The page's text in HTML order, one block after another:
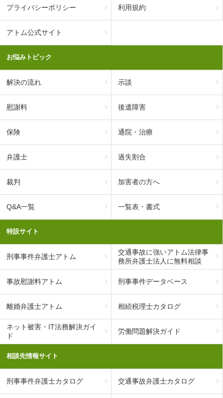
プライバシーポリシー 利用規約
アトム公式サイト
お悩みトピック
解決の流れ 示談
慰謝料 後遺障害
保険 通院・治療
弁護士 過失割合
裁判 加害者の方へ
Q&A一覧 一覧表・書式
特設サイト
刑事事件弁護士アトム
交通事故に強いアトム法律事
務所弁護士法人に無料相談
事故慰謝料アトム 刑事事件データベース
離婚弁護士アトム 相続税理士カタログ
ネット被害・IT法務解決ガイ
ド
労働問題解決ガイド
相談先情報サイト
刑事事件弁護士カタログ 交通事故弁護士カタログ